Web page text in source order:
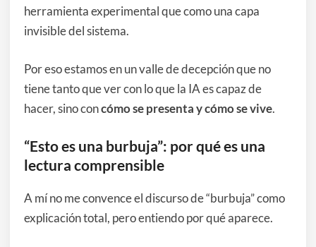
herramienta experimental que como una capa
invisible del sistema.
Por eso estamos en un valle de decepción que no
tiene tanto que ver con lo que la IA es capaz de
hacer, sino concómo se presenta y cómo se vive.
“Esto es una burbuja”: por qué es una
lectura comprensible
A mí no me convence el discurso de “burbuja” como
explicación total, pero entiendo por qué aparece.